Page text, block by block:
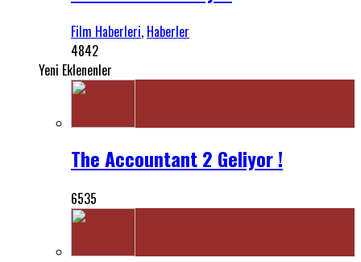
Film Haberleri, Haberler
4842
Yeni Eklenenler
The Accountant 2 Geliyor !
6535